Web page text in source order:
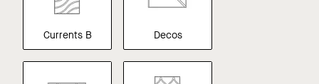
Currents B Decos